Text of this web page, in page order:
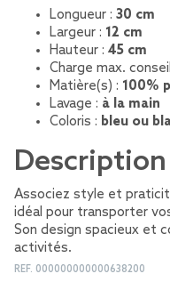
Longueur : 30 cm
Largeur : 12 cm
Hauteur : 45 cm
Charge max.
Matière(s) : 100%
Lavage : à la main
Coloris : bleu ou
Associez style et
idéal pour transporter
Son design spacieux et
activités.
REF. 000000000000638200